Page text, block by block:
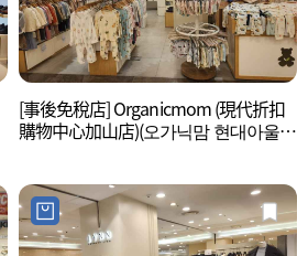
[事後免稅店] Organicmom (現代折扣
購物中心加山店)(오가닉맘 현대아울렛